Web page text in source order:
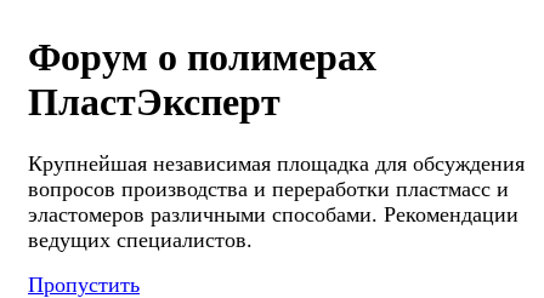
Форум о полимерах
ПластЭксперт
Крупнейшая независимая площадка для обсуждения
вопросов производства и переработки пластмасс и
эластомеров различными способами. Рекомендации
ведущих специалистов.
Пропустить